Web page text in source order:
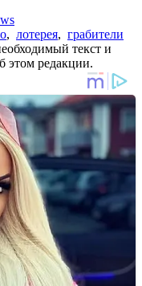
, лотерея, грабители
текст и
этом редакции.